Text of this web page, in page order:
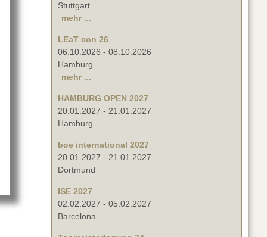
'17
Stuttgart
mehr ...
LEaT con 26
06.10.2026 - 08.10.2026
Hamburg
mehr ...
HAMBURG OPEN 2027
20.01.2027 - 21.01.2027
Hamburg
boe international 2027
20.01.2027 - 21.01.2027
Dortmund
ISE 2027
02.02.2027 - 05.02.2027
Barcelona